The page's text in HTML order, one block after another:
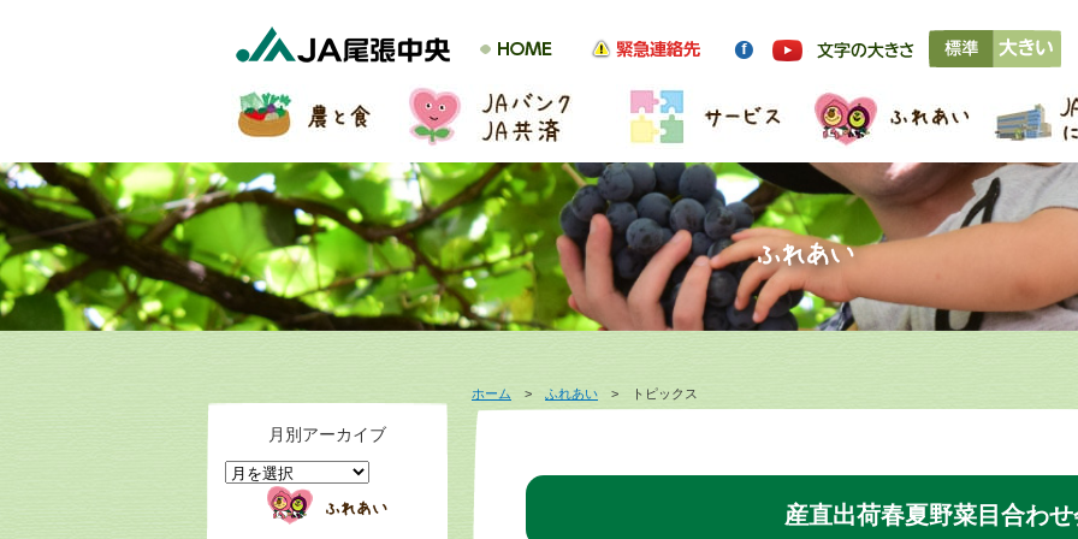
ホーム > ふれあい > トピックス
産直出荷春夏野菜目合わせ
月別アーカイブ